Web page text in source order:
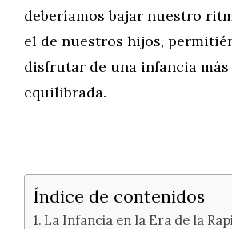
deberíamos bajar nuestro
el de nuestros hijos,
disfrutar de una infancia
equilibrada.
Índice de contenidos
La Infancia en la Era de la